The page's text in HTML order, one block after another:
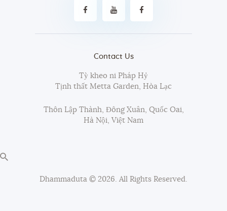
Contact Us
Tỳ kheo ni Pháp Hỷ
Tịnh thất Metta Garden, Hòa Lạc
Thôn Lập Thành, Đông Xuân, Quốc Oai,
Hà Nội, Việt Nam
Dhammaduta © 2026. All Rights Reserved.